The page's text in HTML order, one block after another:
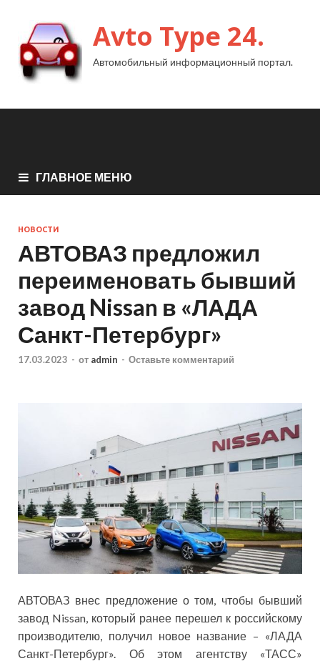
Avto Type 24.
Автомобильный информационный портал.
ГЛАВНОЕ МЕНЮ
НОВОСТИ
АВТОВАЗ предложил
переименовать бывший
завод Nissan в «ЛАДА
Санкт-Петербург»
17.03.2023 - от admin - Оставьте комментарий
АВТОВАЗ внес предложение о том, чтобы бывший
завод Nissan, который ранее перешел к российскому
производителю, получил новое название – «ЛАДА
Санкт-Петербург». Об этом агентству «ТАСС»